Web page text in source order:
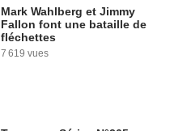
Mark Wahlberg et Jimmy
Fallon font une bataille de
fléchettes
7 619 vues